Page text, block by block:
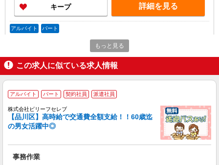
キープ 詳細を見る
アルバイト パート
SGフィルダー株式会社/W23996-004
荷物・商品仕分け
時給1400円 ※22:00〜翌5:00の間は深夜手当込
みで時給1，750円になります。
≪羽田空港事業場≫ 東京都大田区羽田空港3-2-
2 航空貨物ターミナルE-3棟（佐川急便 羽田空
港営業所内）
キープ 詳細を見る
SGフィルダー株式会社/W23996-008
もっと見る
この求人に似ている求人情報
アルバイト パート 契約社員 派遣社員
株式会社ビリーフセレブ
【品川区】高時給で交通費全額支給！！60歳迄
の男女活躍中◎
事務作業